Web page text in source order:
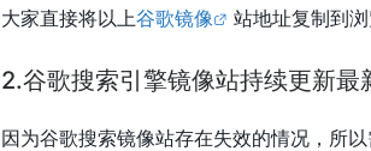
大家直接将以上谷歌镜像 站地址复制到
2.谷歌搜索引擎镜像站持续更新最
因为谷歌搜索镜像站存在失效的情况，所